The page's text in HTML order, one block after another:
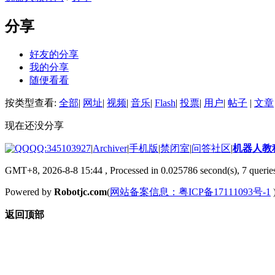
分享
好友的分享
我的分享
随便看看
按类型查看: 全部| 网址| 视频| 音乐| Flash| 投票| 用户| 帖子 | 文章
现在还没分享
QQ:345103927|Archiver|手机版|禁闭室|问答社区|机器人教
GMT+8, 2026-8-8 15:44 , Processed in 0.025786 second(s), 7
Powered by Robotjc.com(网站备案信息：粤ICP备17111093号-1
返回顶部